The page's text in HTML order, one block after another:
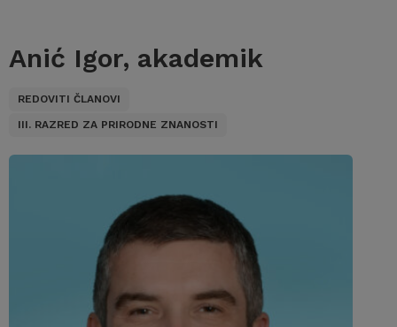
Anić Igor, akademik
REDOVITI ČLANOVI
III. RAZRED ZA PRIRODNE ZNANOSTI